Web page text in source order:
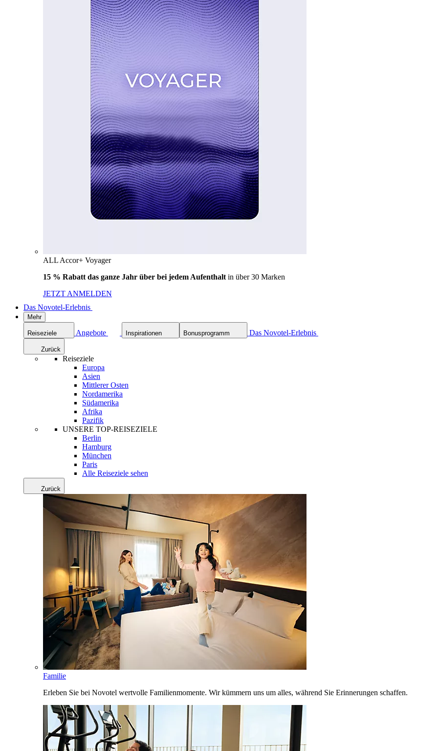
ALL Accor+ Voyager
15 % Rabatt das ganze Jahr über bei jedem Aufenthalt in über 30 Marken
JETZT ANMELDEN
Das Novotel-Erlebnis
Mehr
Reiseziele Angebote Inspirationen Bonusprogramm Das Novotel-Erlebnis
Zurück
Reiseziele
Europa
Asien
Mittlerer Osten
Nordamerika
Südamerika
Afrika
Pazifik
UNSERE TOP-REISEZIELE
Berlin
Hamburg
München
Paris
Alle Reiseziele sehen
Zurück
Familie
Erleben Sie bei Novotel wertvolle Familienmomente. Wir kümmern uns um alles, während Sie Erinnerungen schaffen.